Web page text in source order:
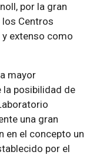
por la gran
los Centros
extenso como
mayor
la posibilidad de
una gran
en el concepto un
por el